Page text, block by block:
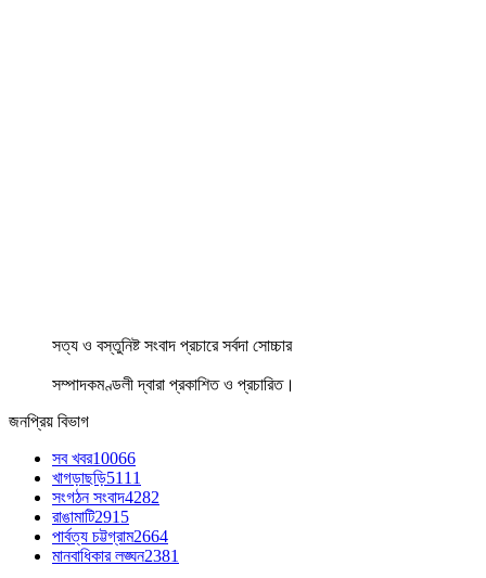
সত্য ও বস্তুনিষ্ট সংবাদ প্রচারে সর্বদা সোচ্চার
সম্পাদকমণ্ডলী দ্বারা প্রকাশিত ও প্রচারিত।
জনপ্রিয় বিভাগ
সব খবর10066
খাগড়াছড়ি5111
সংগঠন সংবাদ4282
রাঙামাটি2915
পার্বত্য চট্টগ্রাম2664
মানবাধিকার লঙ্ঘন2381